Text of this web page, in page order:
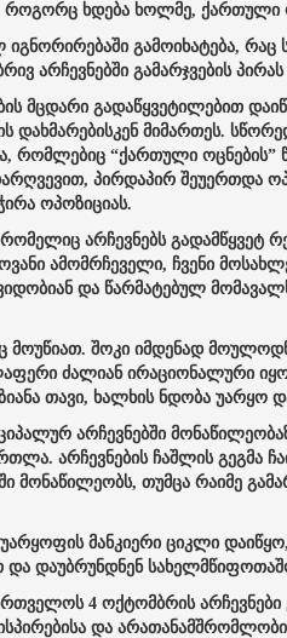
როგორც ხდება ხოლმე,
გამოიხატება,
არჩევნებში გამარჯვების
მცდარი გადაწყვეტილებით
დახმარებისკენ მიმართეს.
“ქართული ოცნების”
პირდაპირ შეუერთდა
ოპოზიციას.
არჩევნებს გადამწყვეტ
ამომრჩეველი, ჩვენი
და წარმატებულ
მოუწიათ. შოკი იმდენად
ძალიან ირაციონალური
თავი, ხალხის ნდობა უარყო
არჩევნებში
არჩევნების ჩაშლის გეგმა
თუმცა რაიმე
უარყოფის მანკიერი ციკლი
და დაუბრუნდნენ
4 ოქტომბრის
და